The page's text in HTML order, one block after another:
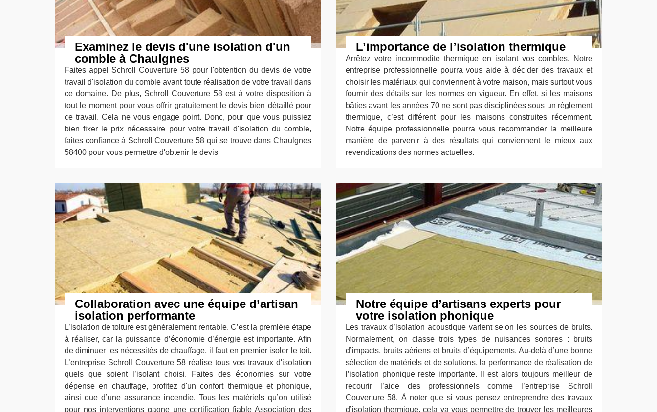
Examinez le devis d'une isolation d'un
comble à Chaulgnes
Faites appel Schroll Couverture 58 pour l'obtention du devis de votre
travail d'isolation du comble avant toute réalisation de votre travail dans
ce domaine. De plus, Schroll Couverture 58 est à votre disposition à
tout le moment pour vous offrir gratuitement le devis bien détaillé pour
ce travail. Cela ne vous engage point. Donc, pour que vous puissiez
bien fixer le prix nécessaire pour votre travail d'isolation du comble,
faites confiance à Schroll Couverture 58 qui se trouve dans Chaulgnes
58400 pour vous permettre d'obtenir le devis.
L’importance de l’isolation thermique
Arrêtez votre incommodité thermique en isolant vos combles. Notre
entreprise professionnelle pourra vous aide à décider des travaux et
choisir les matériaux qui conviennent à votre maison, mais surtout vous
fournir des détails sur les normes en vigueur. En effet, si les maisons
bâties avant les années 70 ne sont pas disciplinées sous un règlement
thermique, c’est différent pour les maisons construites récemment.
Notre équipe professionnelle pourra vous recommander la meilleure
manière de parvenir à des résultats qui conviennent le mieux aux
revendications des normes actuelles.
Collaboration avec une équipe d’artisan
isolation performante
L’isolation de toiture est généralement rentable. C’est la première étape
à réaliser, car la puissance d’économie d’énergie est importante. Afin
de diminuer les nécessités de chauffage, il faut en premier isoler le toit.
L’entreprise Schroll Couverture 58 réalise tous vos travaux d'isolation
quels que soient l’isolant choisi. Faites des économies sur votre
dépense en chauffage, profitez d'un confort thermique et phonique,
ainsi que d’une assurance incendie. Tous les matériels qu’on utilisé
pour nos interventions gagne une certification fiable Association des
Notre équipe d’artisans experts pour
votre isolation phonique
Les travaux d’isolation acoustique varient selon les sources de bruits.
Normalement, on classe trois types de nuisances sonores : bruits
d’impacts, bruits aériens et bruits d’équipements. Au-delà d’une bonne
sélection de matériels et de solutions, la performance de réalisation de
l’isolation phonique reste importante. Il est alors toujours meilleur de
recourir l’aide des professionnels comme l’entreprise Schroll
Couverture 58. À noter que si vous pensez entreprendre des travaux
d’isolation thermique, cela va vous permettre de trouver les meilleures